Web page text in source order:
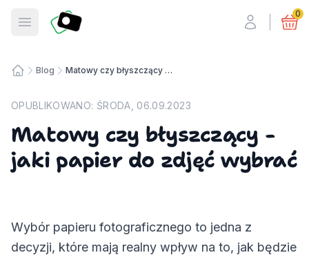
Otwórz menu
Fotosmart 0
Blog Matowy czy błyszczący - jaki papier do zdjęć wybrać
OPUBLIKOWANO: ŚRODA, 06.09.2023
Matowy czy błyszczący -
jaki papier do zdjęć wybrać
Wybór papieru fotograficznego to jedna z
decyzji, które mają realny wpływ na to, jak będzie